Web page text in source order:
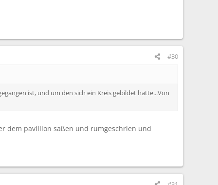
#30
ist, und um den sich ein Kreis gebildet hatte...Von
dem pavillion saßen und rumgeschrien und